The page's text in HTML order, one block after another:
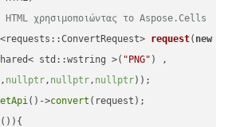
χρησιμοποιώντας το Aspose.Cells
request( new
std::wstring >(
"PNG" ) ,
nullptr, nullptr, nullptr))
()->convert
()){